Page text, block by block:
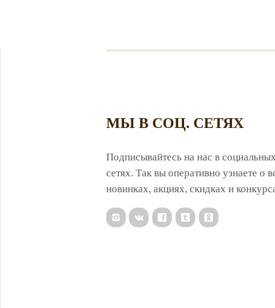
МЫ В СОЦ. СЕТЯХ
Подписывайтесь на нас в социальных
сетях. Так вы оперативно узнаете о
новинках, акциях, скидках и